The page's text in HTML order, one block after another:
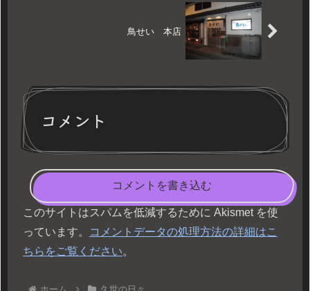
鳥せい 本店
コメント
コメントを書き込む
このサイトはスパムを低減するために Akismet を使
っています。
コメントデータの処理方法の詳細はこ
ちらをご覧ください。